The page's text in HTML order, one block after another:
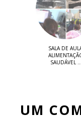
SALA DE
SAUDÁVEL ...
UM